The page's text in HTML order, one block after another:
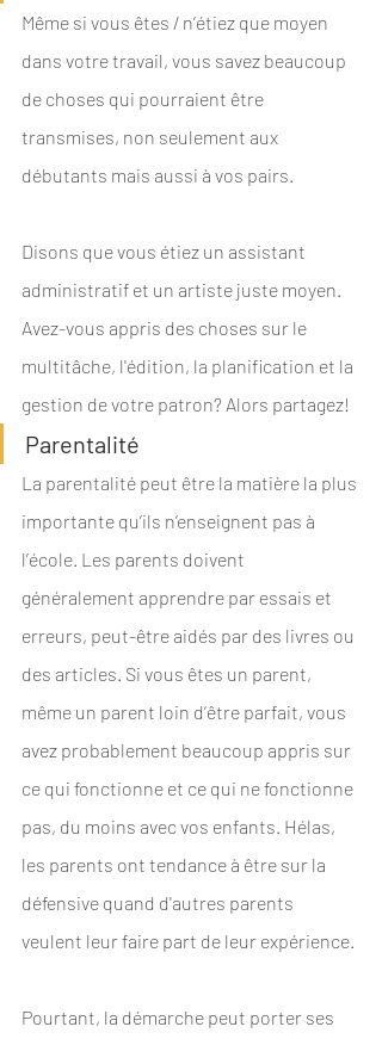
Même si vous êtes / n’étiez que moyen
dans votre travail, vous savez beaucoup
de choses qui pourraient être
transmises, non seulement aux
débutants mais aussi à vos pairs.
Disons que vous étiez un assistant
administratif et un artiste juste moyen.
Avez-vous appris des choses sur le
multitâche, l'édition, la planification et la
gestion de votre patron? Alors partagez!
Parentalité
La parentalité peut être la matière la plus
importante qu’ils n’enseignent pas à
l’école. Les parents doivent
généralement apprendre par essais et
erreurs, peut-être aidés par des livres ou
des articles. Si vous êtes un parent,
même un parent loin d’être parfait, vous
avez probablement beaucoup appris sur
ce qui fonctionne et ce qui ne fonctionne
pas, du moins avec vos enfants. Hélas,
les parents ont tendance à être sur la
défensive quand d'autres parents
veulent leur faire part de leur expérience.
Pourtant, la démarche peut porter ses